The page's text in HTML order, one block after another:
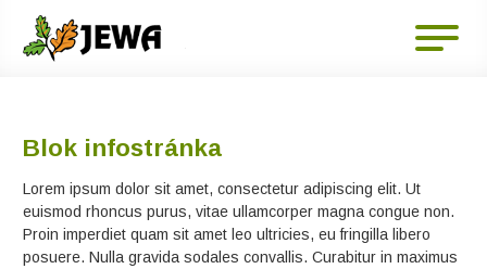
Blok infostránka
Lorem ipsum dolor sit amet, consectetur adipiscing elit. Ut
euismod rhoncus purus, vitae ullamcorper magna congue non.
Proin imperdiet quam sit amet leo ultricies, eu fringilla libero
posuere. Nulla gravida sodales convallis. Curabitur in maximus